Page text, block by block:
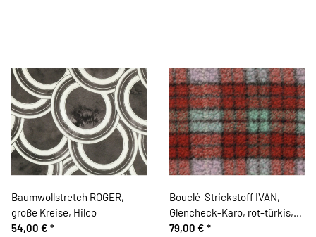
Baumwollstretch ROGER,
große Kreise, Hilco
54,00 € *
Bouclé-Strickstoff IVAN,
Glencheck-Karo, rot-türkis,
Hilco
79,00 € *